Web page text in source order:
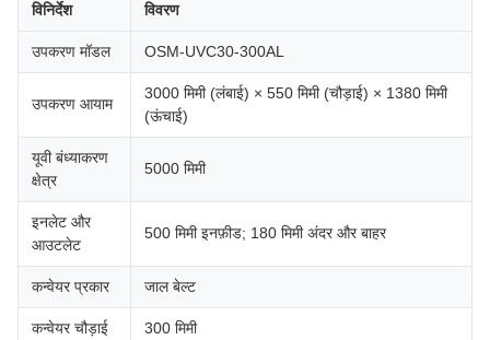
विनिर्देश विवरण
उपकरण मॉडल OSM-UVC30-300AL
उपकरण आयाम
3000 मिमी (लंबाई) × 550 मिमी (चौड़ाई) × 1380 मिमी
(ऊंचाई)
यूवी बंध्याकरण
क्षेत्र
5000 मिमी
इनलेट और
आउटलेट
500 मिमी इनफ़ीड; 180 मिमी अंदर और बाहर
कन्वेयर प्रकार जाल बेल्ट
कन्वेयर चौड़ाई 300 मिमी